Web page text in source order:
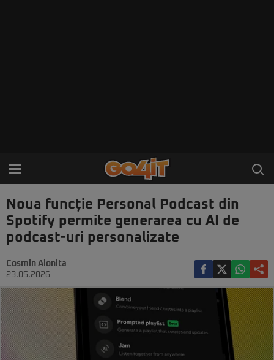
Noua funcție Personal Podcast din
Spotify permite generarea cu AI de
podcast-uri personalizate
Cosmin Aionita
23.05.2026